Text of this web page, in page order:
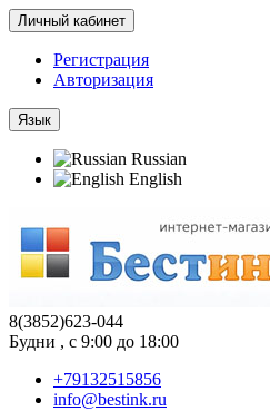
Личный кабинет
Регистрация
Авторизация
Язык
Russian
English
8(3852)623-044
Будни , с 9:00 до 18:00
+79132515856
info@bestink.ru